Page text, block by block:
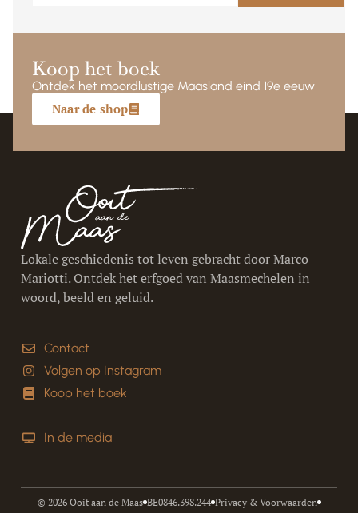
Koop het boek
Ontdek het moordlustige Maasland eind 19e eeuw
Naar de shop
Lokale geschiedenis tot leven gebracht door Marco
Mariotti. Ontdek het erfgoed van Maasmechelen in
woord, beeld en geluid.
Contact
Volgen op Instagram
Koop het boek
In de media
© 2026 Ooit aan de Maas BE0846.398.244 Privacy & Voorwaarden